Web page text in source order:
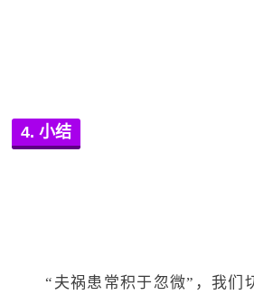
4. 小结
“夫祸患常积于忽微”，我们